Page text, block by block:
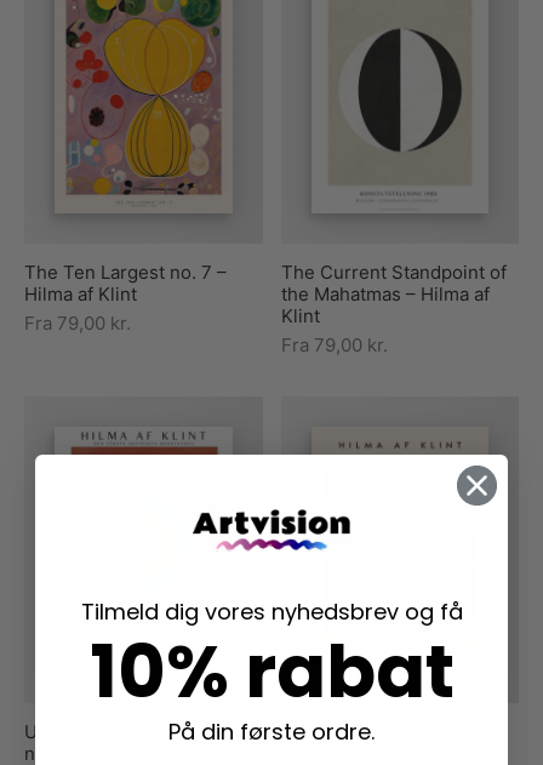
The Ten Largest no. 7 –
Hilma af Klint
Fra 79,00 kr.
The Current Standpoint of
the Mahatmas – Hilma af
Klint
Fra 79,00 kr.
Udstillingsplakat: Svanen
no. 18 – Hilma af Klint
The Ten Largest no. 1 –
Tilmeld dig vores nyhedsbrev og få
10% rabat
På din første ordre.